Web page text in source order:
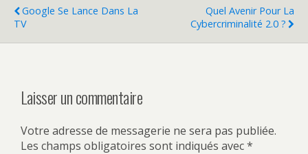
Google Se Lance Dans La
TV
Quel Avenir Pour La
Cybercriminalité 2.0 ?
Laisser un commentaire
Votre adresse de messagerie ne sera pas publiée.
Les champs obligatoires sont indiqués avec*